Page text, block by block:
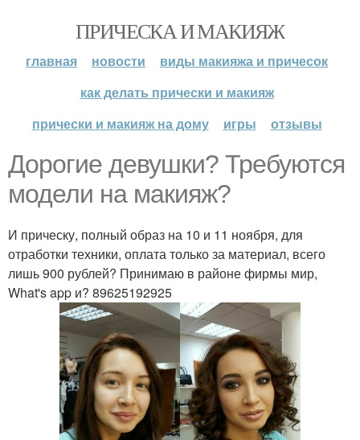
ПРИЧЕСКА И МАКИЯЖ
главная новости
виды макияжа и причесок
как делать прически и макияж
прически и макияж на дому
игры отзывы
Дорогие девушки? Требуются
модели на макияж?
И прическу, полный образ на 10 и 11 ноября, для
отработки техники, оплата только за материал, всего
лишь 900 рублей? Принимаю в районе фирмы мир,
What's app и? 89625192925